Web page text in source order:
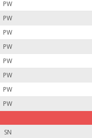
PW
PW
PW
PW
PW
PW
PW
PW
SN